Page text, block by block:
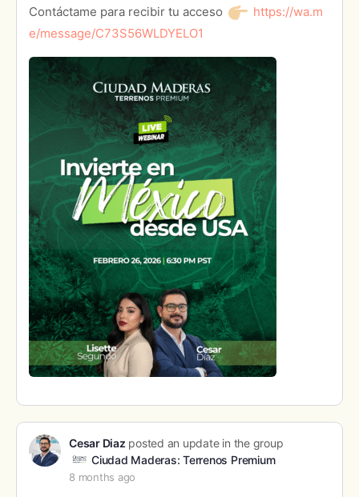
Contáctame para recibir tu acceso
https://wa.m
e/message/C73S56WLDYELO1
Cesar Diaz posted an update in the group
Ciudad Maderas: Terrenos Premium
8 months ago